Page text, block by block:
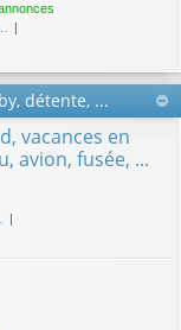
détente, ...
vacances en
avion, fusée, ...